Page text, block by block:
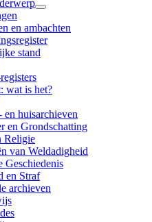
en ambachten
stand
wat is het?
en huisarchieven
en Grondschatting
Religie
van Weldadigheid
Geschiedenis
en Straf
archieven